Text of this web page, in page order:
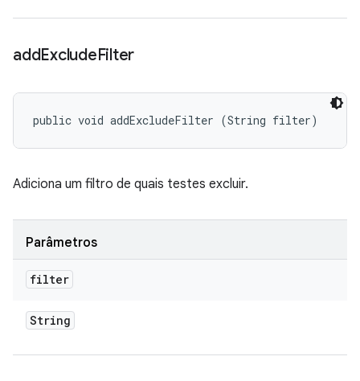
addExcludeFilter
public void addExcludeFilter (String filter)
Adiciona um filtro de quais testes excluir.
Parâmetros
filter
String